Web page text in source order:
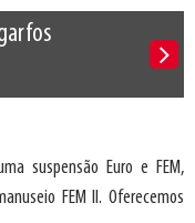
suspensão Euro e FEM,
FEM II. Oferecemos